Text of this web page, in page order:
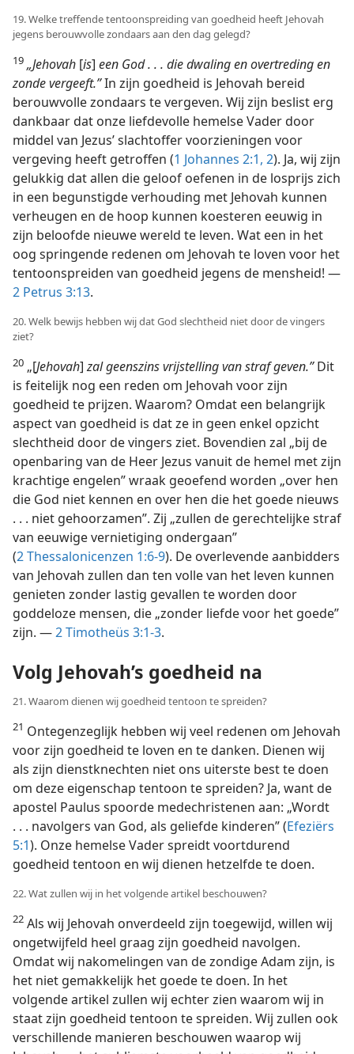
19. Welke treffende tentoonspreiding van goedheid heeft Jehovah
jegens berouwvolle zondaars aan den dag gelegd?
19 „Jehovah [is] een God . . . die dwaling en overtreding en
zonde vergeeft.”In zijn goedheid is Jehovah bereid
berouwvolle zondaars te vergeven. Wij zijn beslist erg
dankbaar dat onze liefdevolle hemelse Vader door
middel van Jezus’ slachtoffer voorzieningen voor
vergeving heeft getroffen (1 Johannes 2:1, 2). Ja, wij zijn
gelukkig dat allen die geloof oefenen in de losprijs zich
in een begunstigde verhouding met Jehovah kunnen
verheugen en de hoop kunnen koesteren eeuwig in
zijn beloofde nieuwe wereld te leven. Wat een in het
oog springende redenen om Jehovah te loven voor het
tentoonspreiden van goedheid jegens de mensheid! —
2 Petrus 3:13.
20. Welk bewijs hebben wij dat God slechtheid niet door de vingers
ziet?
20 „[Jehovah]zal geenszins vrijstelling van straf geven.”Dit
is feitelijk nog een reden om Jehovah voor zijn
goedheid te prijzen. Waarom? Omdat een belangrijk
aspect van goedheid is dat ze in geen enkel opzicht
slechtheid door de vingers ziet. Bovendien zal „bij de
openbaring van de Heer Jezus vanuit de hemel met zijn
krachtige engelen” wraak geoefend worden „over hen
die God niet kennen en over hen die het goede nieuws
. . . niet gehoorzamen”. Zij „zullen de gerechtelijke straf
van eeuwige vernietiging ondergaan”
(2 Thessalonicenzen 1:6-9). De overlevende aanbidders
van Jehovah zullen dan ten volle van het leven kunnen
genieten zonder lastig gevallen te worden door
goddeloze mensen, die „zonder liefde voor het goede”
zijn. —2 Timotheüs 3:1-3.
Volg Jehovah’s goedheid na
21. Waarom dienen wij goedheid tentoon te spreiden?
21 Ontegenzeglijk hebben wij veel redenen om Jehovah
voor zijn goedheid te loven en te danken. Dienen wij
als zijn dienstknechten niet ons uiterste best te doen
om deze eigenschap tentoon te spreiden? Ja, want de
apostel Paulus spoorde medechristenen aan: „Wordt
. . . navolgers van God, als geliefde kinderen” (Efeziërs
5:1). Onze hemelse Vader spreidt voortdurend
goedheid tentoon en wij dienen hetzelfde te doen.
22. Wat zullen wij in het volgende artikel beschouwen?
22 Als wij Jehovah onverdeeld zijn toegewijd, willen wij
ongetwijfeld heel graag zijn goedheid navolgen.
Omdat wij nakomelingen van de zondige Adam zijn, is
het niet gemakkelijk het goede te doen. In het
volgende artikel zullen wij echter zien waarom wij in
staat zijn goedheid tentoon te spreiden. Wij zullen ook
verschillende manieren beschouwen waarop wij